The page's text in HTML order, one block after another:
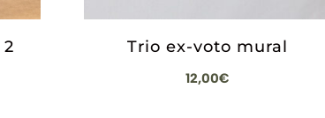
Trio ex-voto mural
12,00€